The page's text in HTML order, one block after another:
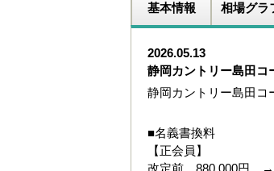
基本情報 相場グラ
2026.05.13
静岡カントリー島田
静岡カントリー島田コ
■名義書換料
【正会員】
改定前 880,000円